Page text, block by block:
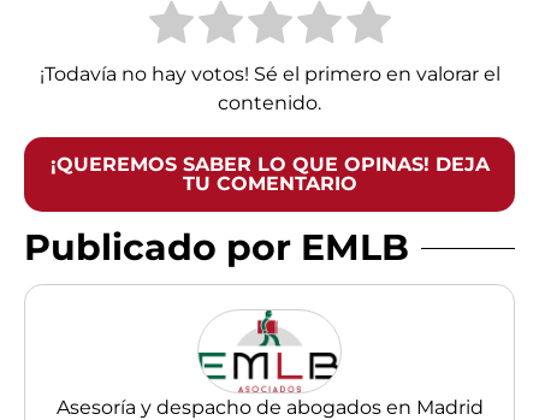
¡Todavía no hay votos! Sé el primero en valorar el
contenido.
¡QUEREMOS SABER LO QUE OPINAS! DEJA
TU COMENTARIO
Publicado por EMLB
Asesoría y despacho de abogados en Madrid